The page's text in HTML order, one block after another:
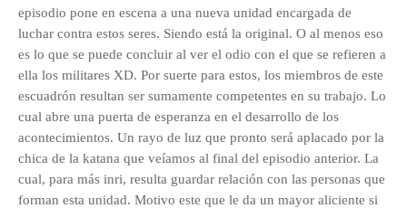
episodio pone en escena a una nueva unidad encargada de
luchar contra estos seres. Siendo está la original. O al menos eso
es lo que se puede concluir al ver el odio con el que se refieren a
ella los militares XD. Por suerte para estos, los miembros de este
escuadrón resultan ser sumamente competentes en su trabajo. Lo
cual abre una puerta de esperanza en el desarrollo de los
acontecimientos. Un rayo de luz que pronto será aplacado por la
chica de la katana que veíamos al final del episodio anterior. La
cual, para más inri, resulta guardar relación con las personas que
forman esta unidad. Motivo este que le da un mayor aliciente si